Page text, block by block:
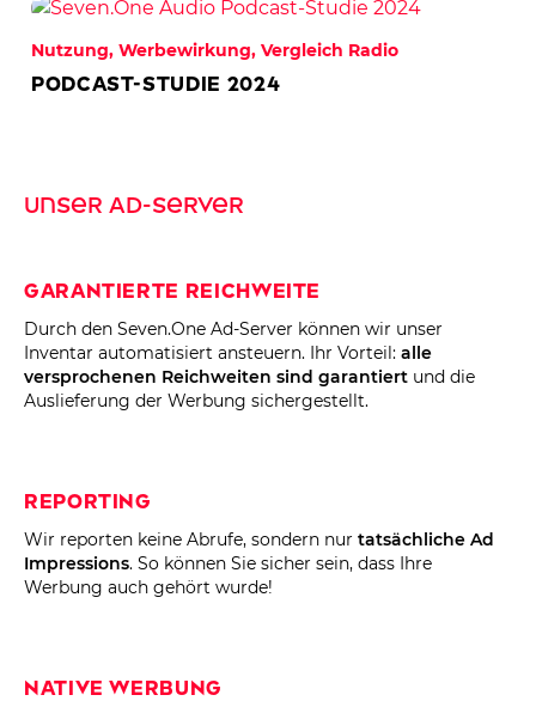
Nutzung, Werbewirkung, Vergleich Radio
Podcast-Studie 2024
Unser Ad-Server
Garantierte Reichweite
Durch den Seven.One Ad-Server können wir unser
Inventar automatisiert ansteuern. Ihr Vorteil: alle
versprochenen Reichweiten sind garantiert und die
Auslieferung der Werbung sichergestellt.
Reporting
Wir reporten keine Abrufe, sondern nur tatsächliche Ad
Impressions. So können Sie sicher sein, dass Ihre
Werbung auch gehört wurde!
Native Werbung